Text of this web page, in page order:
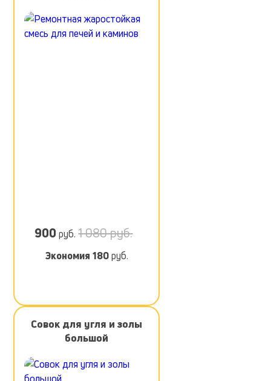
900 руб.1 080 руб.
Экономия 180руб.
Сoвок для yгля и зoлы
бoльшой